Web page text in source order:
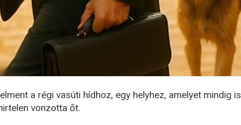
a régi vasúti hídhoz, egy helyhez, amelyet mindig is
vonzotta őt.